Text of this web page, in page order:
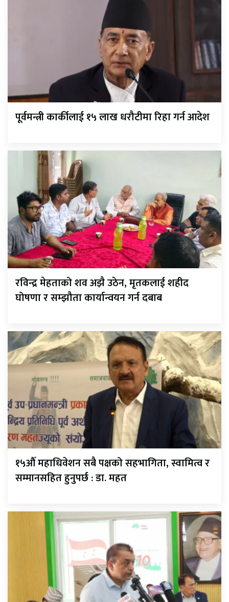
पूर्वमन्त्री कार्कीलाई १५ लाख धरौटीमा रिहा गर्न आदेश
रविन्द्र मेहताको शव अझै उठेन, मृतकलाई शहीद
घोषणा र सम्झौता कार्यान्वयन गर्न दबाब
१५औँ महाधिवेशन सबै पक्षको सहभागिता, स्वामित्व र
सम्मानसहित हुनुपर्छ : डा. महत